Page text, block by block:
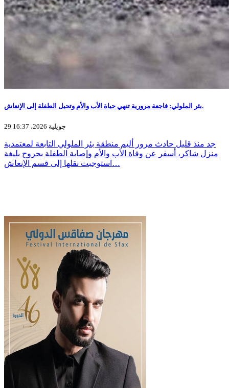
بئر الملولي: فاجعة مرورية تنهي حياة الأب والأم وتحيل الطفلة إلى الإنعاش.
29 جويلية 2026، 16:37
جد منذ قليل حادث مرور أليم منطقة بئر الملولي التابعة لمعتمدية
منزل شاكر، أسفر عن وفاة الأب والأم وإصابة الطفلة بجروح بليغة
استوجبت نقلها إلى قسم الإنعاش…